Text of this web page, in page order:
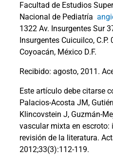
Facultad de Estudios
Nacional de Pediatría
1322 Av. Insurgentes Sur
Insurgentes Cuicuilco,
Coyoacán, México D.F.
Recibido: agosto, 2011.
Este artículo debe citarse
Palacios-Acosta JM,
Klincovstein J, Guzmán-
vascular mixta en escroto:
revisión de la literatura.
2012;33(3):112-119.